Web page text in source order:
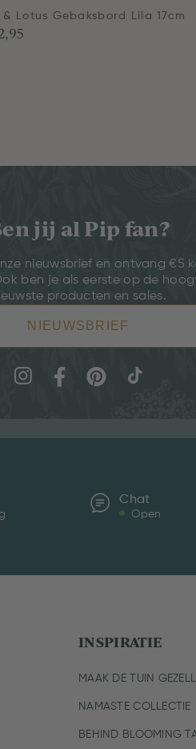
& Lotus Gebaksbord Lila 17cm
jij al Pip fan?
nieuwsbrief en ontvang €5
ben je als eerste op de
producten en sales.
NIEUWSBRIEF
Chat
Open
INSPIRATIE
MAAK DE TUIN
NAMASTE COLLECTIE
BEHIND BLOOMING